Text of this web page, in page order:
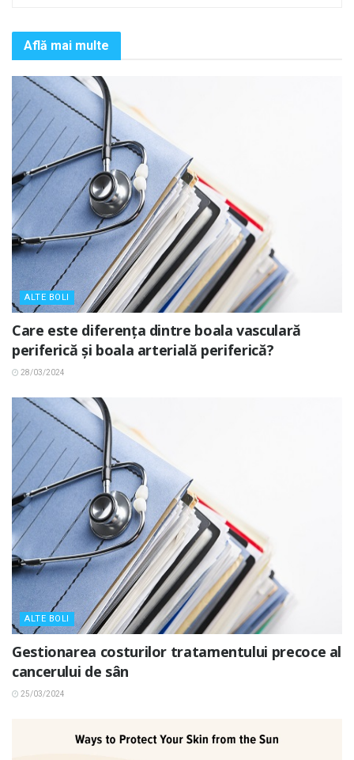
Află mai multe
ALTE BOLI
Care este diferența dintre boala vasculară
periferică și boala arterială periferică?
28/03/2024
ALTE BOLI
Gestionarea costurilor tratamentului precoce al
cancerului de sân
25/03/2024